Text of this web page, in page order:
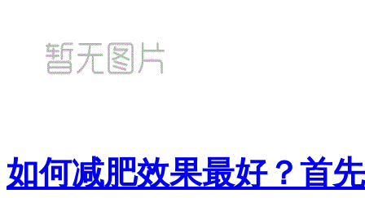
如何减肥效果最好？首